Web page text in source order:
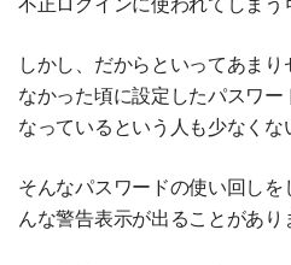
しかし、だからといってあまり
なかった頃に設定したパスワ
なっているという人も少なくな
そんなパスワードの使い回し
んな警告表示が出ることがあり